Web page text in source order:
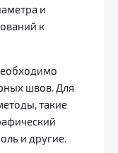
и
к
швов. Для
такие
и другие.